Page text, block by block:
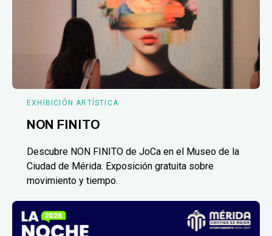
EXHIBICIÓN ARTÍSTICA
NON FINITO
Descubre NON FINITO de JoCa en el Museo de la
Ciudad de Mérida. Exposición gratuita sobre
movimiento y tiempo.